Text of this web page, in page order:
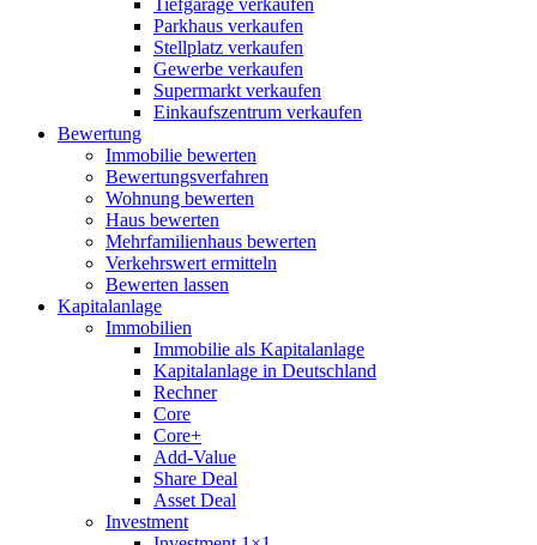
Parkhaus verkaufen
Stellplatz verkaufen
Gewerbe verkaufen
Supermarkt verkaufen
Einkaufszentrum verkaufen
Bewertung
Immobilie bewerten
Bewertungsverfahren
Wohnung bewerten
Haus bewerten
Mehrfamilienhaus bewerten
Verkehrswert ermitteln
Bewerten lassen
Kapitalanlage
Immobilien
Immobilie als Kapitalanlage
Kapitalanlage in Deutschland
Rechner
Core
Core+
Add-Value
Share Deal
Asset Deal
Investment